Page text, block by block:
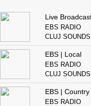
Live
EBS RADIO
CLUJ
EBS | Local
EBS RADIO
CLUJ
EBS | Country
EBS RADIO